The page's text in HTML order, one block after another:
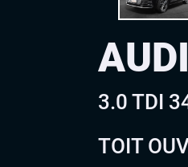
3.0 TDI
TOIT